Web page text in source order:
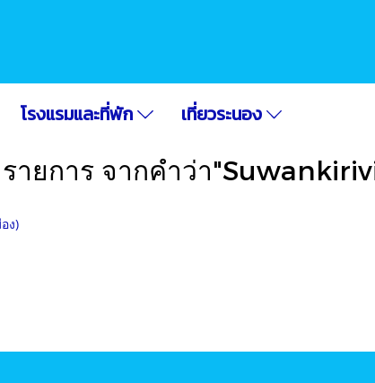
โรงแรมและที่พัก เที่ยวระนอง
ายการ จากคำว่า
ง)